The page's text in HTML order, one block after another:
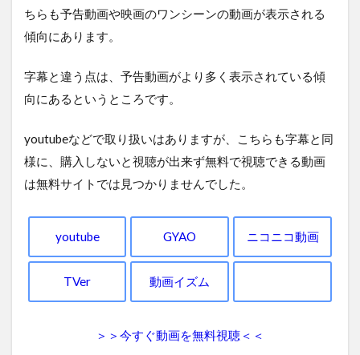
ちらも予告動画や映画のワンシーンの動画が表示される
傾向にあります。
字幕と違う点は、予告動画がより多く表示されている傾
向にあるというところです。
youtubeなどで取り扱いはありますが、こちらも字幕と同
様に、購入しないと視聴が出来ず無料で視聴できる動画
は無料サイトでは見つかりませんでした。
youtube GYAO ニコニコ動画
TVer 動画イズム
＞＞今すぐ動画を無料視聴＜＜